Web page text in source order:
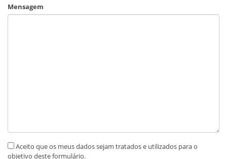
Mensagem
Aceito que os meus dados sejam tratados e utilizados para o
objetivo deste formulário.